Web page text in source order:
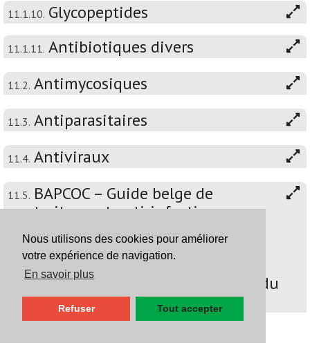
Nous utilisons des cookies pour améliorer
votre expérience de navigation.
En savoir plus
Refuser Tout accepter
11.1.10. Glycopeptides
11.1.11. Antibiotiques divers
11.2. Antimycosiques
11.3. Antiparasitaires
11.4. Antiviraux
11.5. BAPCOC – Guide belge de
traitement anti-infectieux en
pratique ambulatoire - 2022 -
Attention: ce chapitre n'a pas
encore été mis à jour
conformément à l'édition 2026 du
BAPCOC